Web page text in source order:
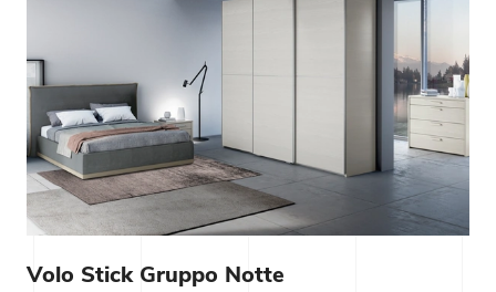
Volo Stick Gruppo Notte